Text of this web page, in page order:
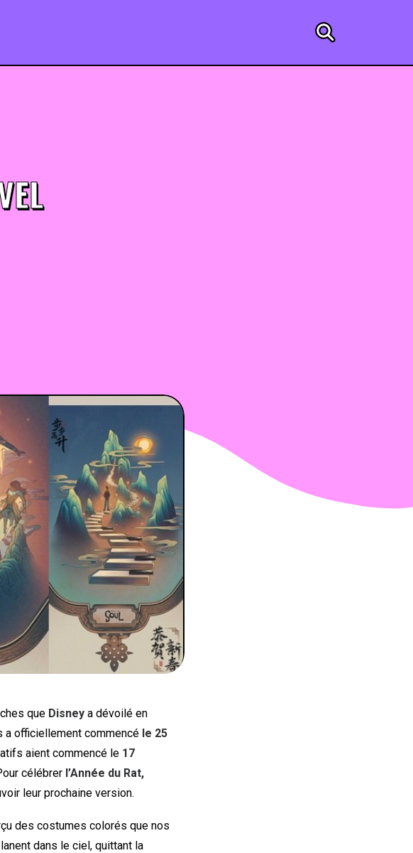
que Disney a dévoilé en
a officiellement commencé le 25
aient commencé le 17
célébrer l’Année du Rat,
leur prochaine version.
des costumes colorés que nos
dans le ciel, quittant la